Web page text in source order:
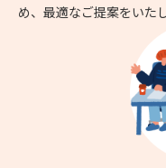
め、最適なご提案をいた